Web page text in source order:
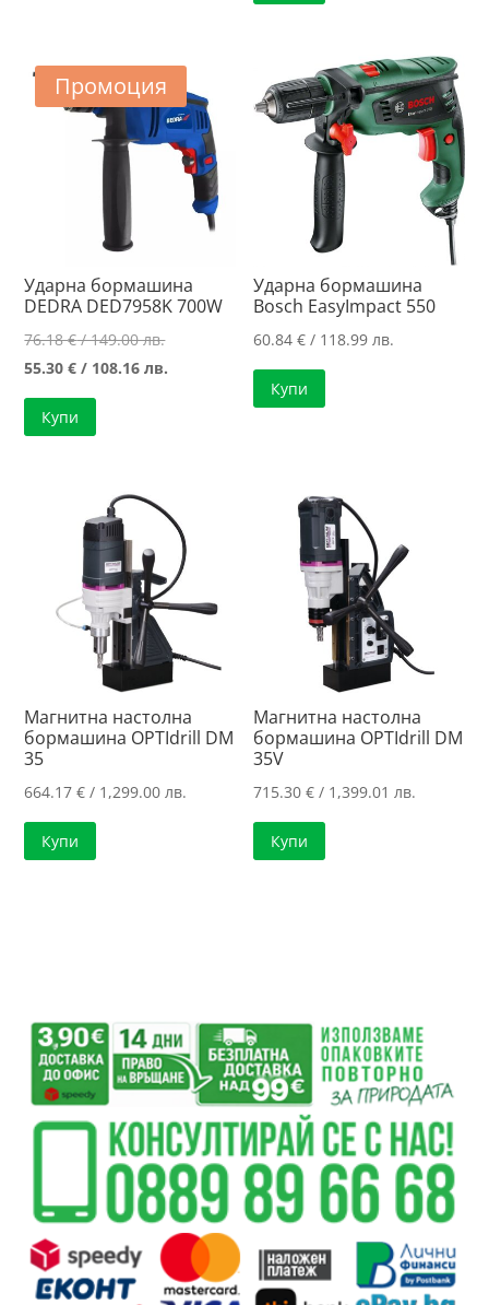
121.81 лв..
Промоция
Ударна бормашина
DEDRA DED7958K 700W
76.18€/ 149.00 лв.Original
price
55.30€ / 108.16 лв.
108.16 лв..
Купи
Ударна бормашина
Bosch EasyImpact 550
60.84€ / 118.99 лв.
Купи
Магнитна настолна
бормашина OPTIdrill DM
35
664.17€ / 1,299.00 лв.
Купи
Магнитна настолна
бормашина OPTIdrill DM
35V
715.30€ / 1,399.01 лв.
Купи